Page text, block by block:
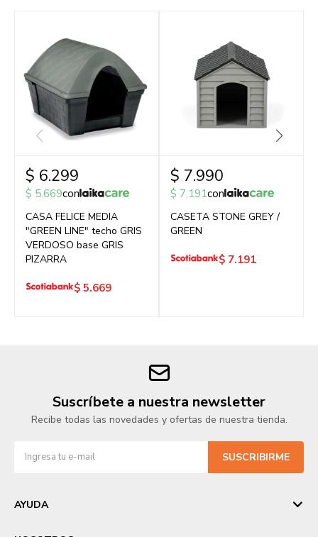
$ 6.299
$ 5.669con
CASA FELICE MEDIA
"GREEN LINE" techo GRIS
VERDOSO base GRIS
PIZARRA
$ 5.669
$ 7.990
$ 7.191con
CASETA STONE GREY /
GREEN
$ 7.191
Suscríbete a nuestra newsletter
Recibe todas las novedades y ofertas de nuestra tienda.
SUSCRIBIRME
AYUDA